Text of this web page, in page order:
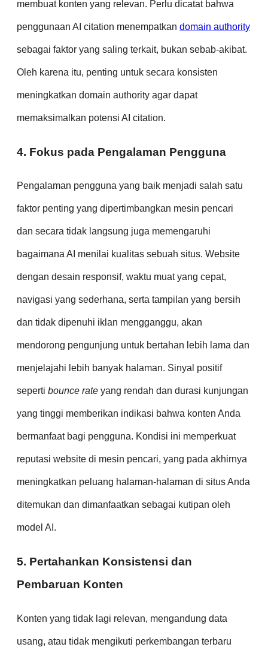
membuat konten yang relevan. Perlu dicatat bahwa
penggunaan AI citation menempatkan domain authority
sebagai faktor yang saling terkait, bukan sebab-akibat.
Oleh karena itu, penting untuk secara konsisten
meningkatkan domain authority agar dapat
memaksimalkan potensi AI citation.
4. Fokus pada Pengalaman Pengguna
Pengalaman pengguna yang baik menjadi salah satu
faktor penting yang dipertimbangkan mesin pencari
dan secara tidak langsung juga memengaruhi
bagaimana AI menilai kualitas sebuah situs. Website
dengan desain responsif, waktu muat yang cepat,
navigasi yang sederhana, serta tampilan yang bersih
dan tidak dipenuhi iklan mengganggu, akan
mendorong pengunjung untuk bertahan lebih lama dan
menjelajahi lebih banyak halaman. Sinyal positif
seperti bounce rate yang rendah dan durasi kunjungan
yang tinggi memberikan indikasi bahwa konten Anda
bermanfaat bagi pengguna. Kondisi ini memperkuat
reputasi website di mesin pencari, yang pada akhirnya
meningkatkan peluang halaman-halaman di situs Anda
ditemukan dan dimanfaatkan sebagai kutipan oleh
model AI.
5. Pertahankan Konsistensi dan
Pembaruan Konten
Konten yang tidak lagi relevan, mengandung data
usang, atau tidak mengikuti perkembangan terbaru